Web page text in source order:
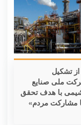
تشکیل
ملی صنایع
با هدف تحقق
با مشارکت مردم»